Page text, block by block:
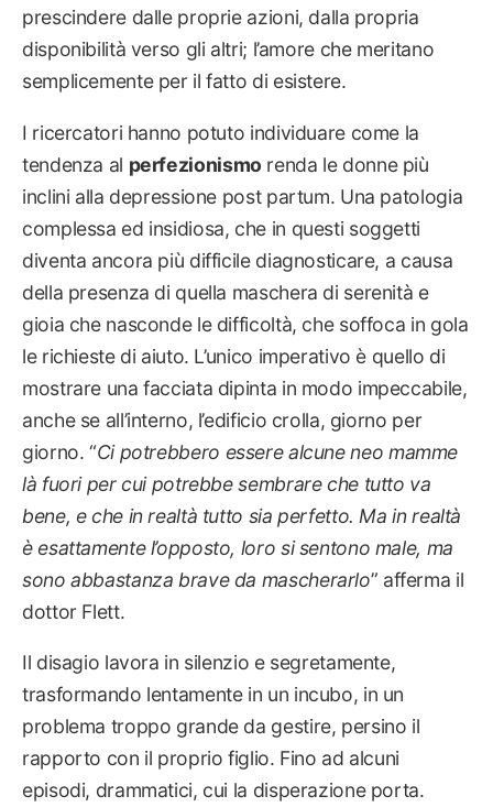
prescindere dalle proprie azioni, dalla propria
disponibilità verso gli altri; l’amore che meritano
semplicemente per il fatto di esistere.
I ricercatori hanno potuto individuare come la
tendenza al perfezionismo renda le donne più
inclini alla depressione post partum. Una patologia
complessa ed insidiosa, che in questi soggetti
diventa ancora più difficile diagnosticare, a causa
della presenza di quella maschera di serenità e
gioia che nasconde le difficoltà, che soffoca in gola
le richieste di aiuto. L’unico imperativo è quello di
mostrare una facciata dipinta in modo impeccabile,
anche se all’interno, l’edificio crolla, giorno per
giorno. “Cipotrebbero essere alcune neo mamme
là fuori per cui potrebbe sembrare che tutto va
bene, e che in realtà tutto sia perfetto. Ma in realtà
è esattamente l’opposto, loro si sentono male, ma
sono abbastanza brave da mascherarlo” afferma il
dottor Flett.
Il disagio lavora in silenzio e segretamente,
trasformando lentamente in un incubo, in un
problema troppo grande da gestire, persino il
rapporto con il proprio figlio. Fino ad alcuni
episodi, drammatici, cui la disperazione porta.